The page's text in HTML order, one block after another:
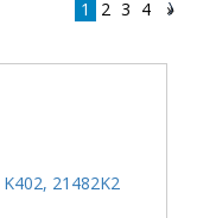
1 2 3 4 »